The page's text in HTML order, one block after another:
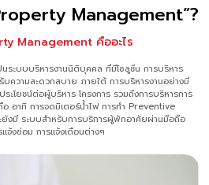
Management”?
Management คืออะไร
ะบบบริหารงานนิติบุคคล ที่มีโซลูชั่น การบริหาร
ความสะดวกสบาย ภายใต้ การบริหารงานอย่างมี
ะโยชน์ต่อผู้บริหาร โครงการ รวมถึงการบริหารการ
อาทิ การจดมิเตอร์น้ำไฟ การทำ Preventive
งมี ระบบสำหรับการบริการผู้พักอาศัยผ่านมือถือ
จ้งซ่อม การแจ้งเตือนต่างๆ